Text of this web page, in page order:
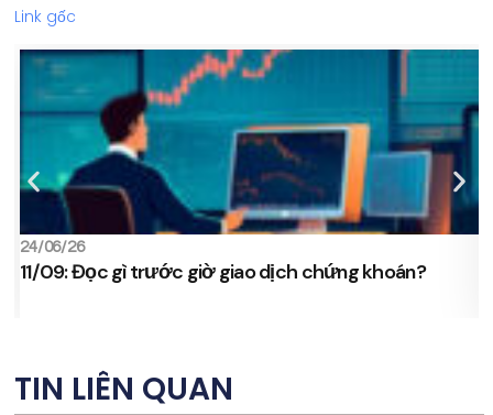
Link gốc
24/06/26
11/09: Đọc gì trước giờ giao dịch chứng khoán?
TIN LIÊN QUAN